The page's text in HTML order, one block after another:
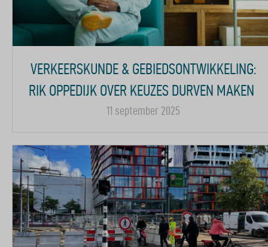
VERKEERSKUNDE & GEBIEDSONTWIKKELING:
RIK OPPEDIJK OVER KEUZES DURVEN MAKEN
11 september 2025